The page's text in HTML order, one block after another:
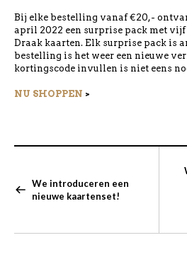
Bij elke bestelling vanaf €20,-
april 2022 een surprise pack met
Draak kaarten. Elk surprise pack is
bestelling is het weer een nieuwe
kortingscode invullen is niet eens
NU SHOPPEN >
We introduceren een
nieuwe kaartenset!